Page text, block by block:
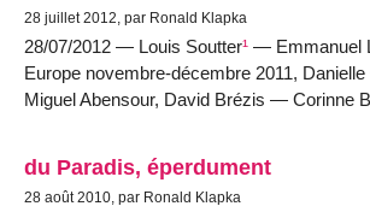
28 juillet 2012, par Ronald Klapka
28/07/2012 — Louis Soutter¹ — Emmanuel
Europe novembre-décembre 2011,
Miguel Abensour, David Brézis — Corinne
du Paradis, éperdument
28 août 2010, par Ronald Klapka